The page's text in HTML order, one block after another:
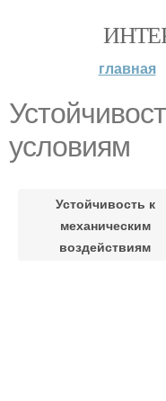
главная
условиям
Устойчивость к
механическим
воздействиям